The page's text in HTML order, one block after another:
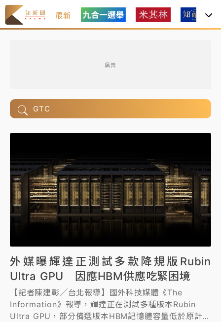
最新
廣告
GTC
外媒曝輝達正測試多款降規版Rubin
Ultra GPU 因應HBM供應吃緊困境
【記者陳建彰╱台北報導】國外科技媒體《The
Information》報導，輝達正在測試多種版本Rubin
Ultra GPU，部分備選版本HBM記憶體容量低於原計